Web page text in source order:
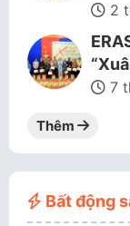
2
7
Thêm
Bất động